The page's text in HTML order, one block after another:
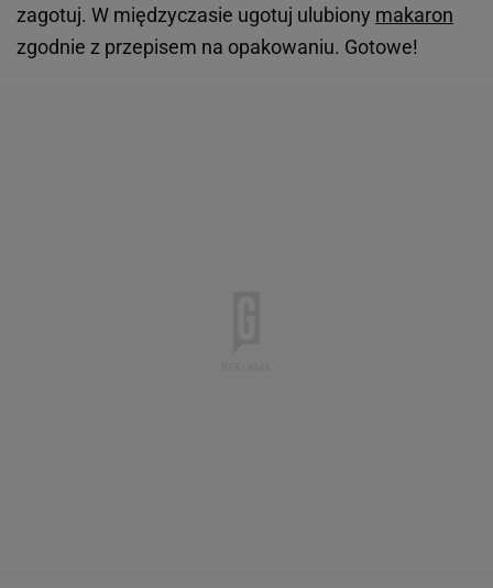
zagotuj. W międzyczasie ugotuj ulubiony makaron
zgodnie z przepisem na opakowaniu. Gotowe!